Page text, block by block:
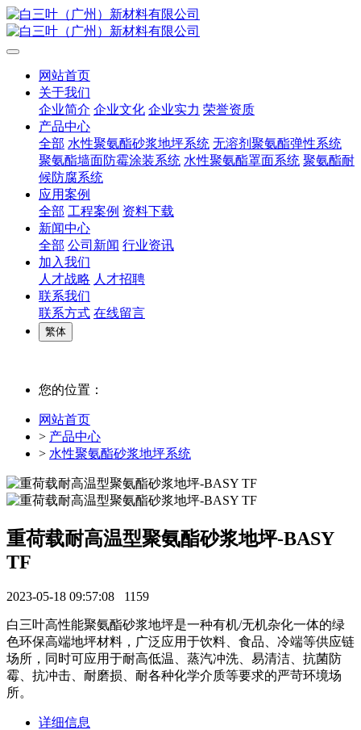
网站首页
关于我们
企业简介 企业文化 企业实力 荣誉资质
产品中心
全部 水性聚氨酯砂浆地坪系统 无溶剂聚氨酯弹性系统
聚氨酯墙面防霉涂装系统 水性聚氨酯罩面系统 聚氨酯耐
候防腐系统
应用案例
全部 工程案例 资料下载
新闻中心
全部 公司新闻 行业资讯
加入我们
人才战略 人才招聘
联系我们
联系方式 在线留言
繁体
您的位置：
网站首页
> 产品中心
> 水性聚氨酯砂浆地坪系统
重荷载耐高温型聚氨酯砂浆地坪-BASY
TF
2023-05-18 09:57:08 1159
白三叶高性能聚氨酯砂浆地坪是一种有机/无机杂化一体的绿
色环保高端地坪材料，广泛应用于饮料、食品、冷端等供应链
场所，同时可应用于耐高低温、蒸汽冲洗、易清洁、抗菌防
霉、抗冲击、耐磨损、耐各种化学介质等要求的严苛环境场
所。
详细信息